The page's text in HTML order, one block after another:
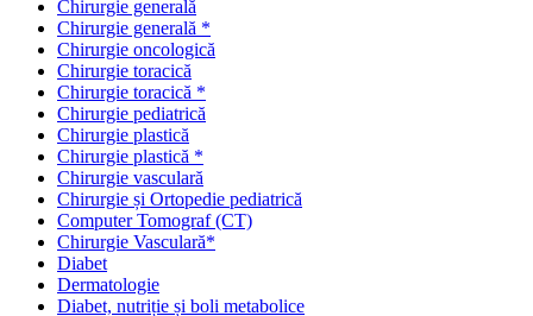
Chirurgie generală
Chirurgie generală *
Chirurgie oncologică
Chirurgie toracică
Chirurgie toracică *
Chirurgie pediatrică
Chirurgie plastică
Chirurgie plastică *
Chirurgie vasculară
Chirurgie și Ortopedie pediatrică
Computer Tomograf (CT)
Chirurgie Vasculară*
Diabet
Dermatologie
Diabet, nutriție și boli metabolice